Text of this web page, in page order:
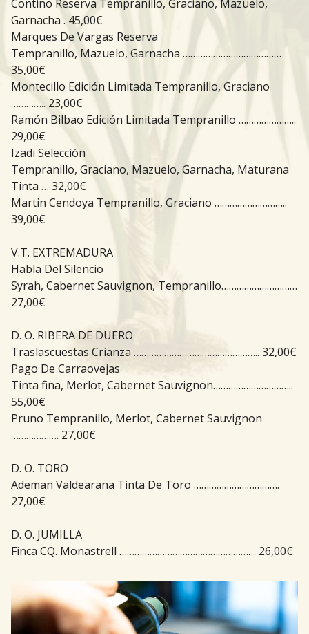
Contino Reserva Tempranillo, Graciano, Mazuelo,
Garnacha . 45,00€
Marques De Vargas Reserva
Tempranillo, Mazuelo, Garnacha …………………………………
35,00€
Montecillo Edición Limitada Tempranillo, Graciano
………….. 23,00€
Ramón Bilbao Edición Limitada Tempranillo …………………..
29,00€
Izadi Selección
Tempranillo, Graciano, Mazuelo, Garnacha, Maturana
Tinta … 32,00€
Martin Cendoya Tempranillo, Graciano ………………………..
39,00€
V.T. EXTREMADURA
Habla Del Silencio
Syrah, Cabernet Sauvignon, Tempranillo…………………………
27,00€
D. O. RIBERA DE DUERO
Traslascuestas Crianza ………………………………………….. 32,00€
Pago De Carraovejas
Tinta fina, Merlot, Cabernet Sauvignon…………………………..
55,00€
Pruno Tempranillo, Merlot, Cabernet Sauvignon
………………. 27,00€
D. O. TORO
Ademan Valdearana Tinta De Toro …………………………….
27,00€
D. O. JUMILLA
Finca CQ. Monastrell ……………………………………………… 26,00€